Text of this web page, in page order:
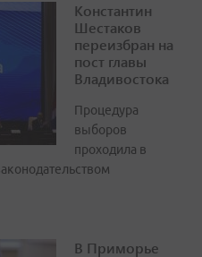
Константин
Шестаков
переизбран на
пост главы
Владивостока
Процедура
выборов
проходила в
В Приморье